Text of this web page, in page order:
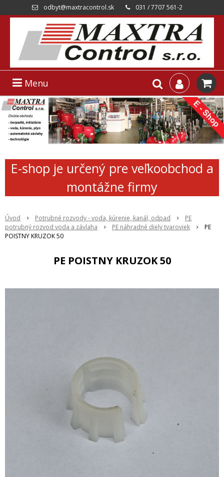
odbyt@maxtracontrol.sk 031 / 7707 561-2
Menu
E-shop je určený pre veľkoobchod a
montážne firmy
Úvod Potrubné rozvody - voda, kúrenie, kanál, odpad
PE
potrubný rozvod voda a závlaha
PE náhradné diely tvaroviek
PE
POISTNY KRUZOK 50
PE POISTNY KRUZOK 50